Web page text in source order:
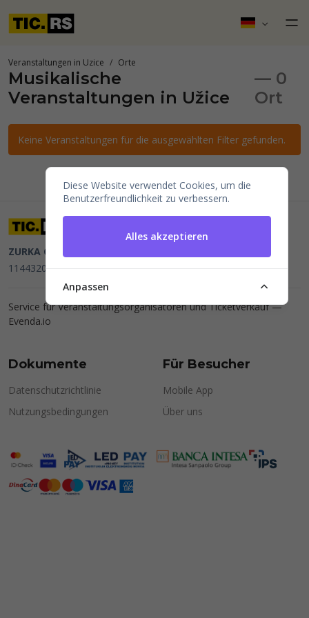
Veranstaltungen in Uzice Orte
Musikalische
Veranstaltungen in Užice
— 0
Ort
Keine Veranstaltungen für die ausgewählten Filter gefunden.
ZURKA CE BITI DOO
114432064, MB 22023195,mail@tic.rs, +381 63 173 3142
Service für Veranstaltungsorganisatoren und Ticketverkauf —
Evenda.io
Dokumente
Datenschutzrichtlinie
Nutzungsbedingungen
Für Besucher
Mobile App
Über uns
Diese Website verwendet Cookies, um die
Benutzerfreundlichkeit zu verbessern.
Alles akzeptieren
Anpassen